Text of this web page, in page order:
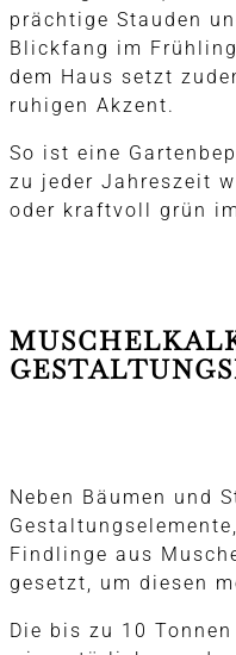
prächtige Stauden
Blickfang im
dem Haus setzt
ruhigen Akzent.
So ist eine
zu jeder Jahreszeit
oder kraftvoll grün
Neben Bäumen und
Findlinge aus
gesetzt, um diesen
Die bis zu 10